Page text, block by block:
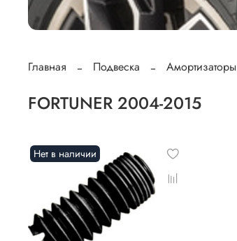
Главная Подвеска Амортизаторы
FORTUNER 2004-2015
Нет в наличии